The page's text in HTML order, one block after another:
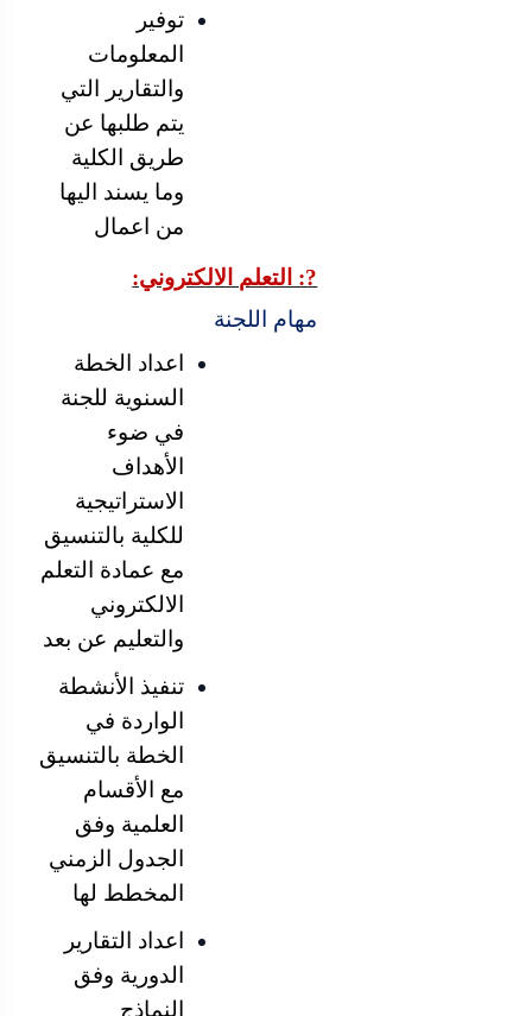
توفير
المعلومات
والتقارير التي
يتم طلبها عن
طريق الكلية
وما يسند اليها
من اعمال
?: التعلم الالكتروني:
مهام اللجنة
اعداد الخطة
السنوية للجنة
في ضوء
الأهداف
الاستراتيجية
للكلية بالتنسيق
مع عمادة التعلم
الالكتروني
والتعليم عن بعد
تنفيذ الأنشطة
الواردة في
الخطة بالتنسيق
مع الأقسام
العلمية وفق
الجدول الزمني
المخطط لها
اعداد التقارير
الدورية وفق
النماذج